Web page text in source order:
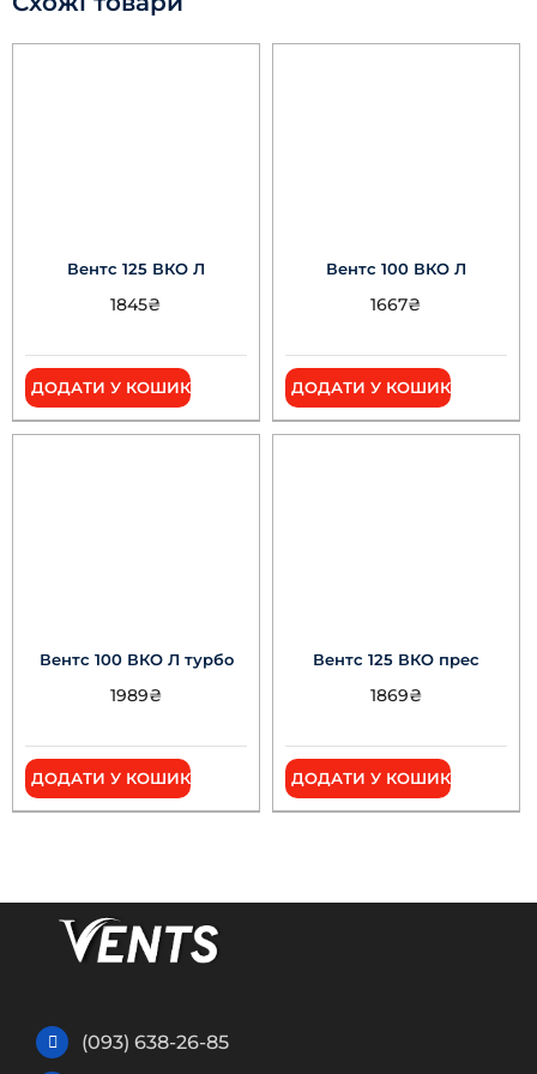
Вентс 125 ВКО Л
1845₴
ДОДАТИ У КОШИК
Вентс 100 ВКО Л
1667₴
ДОДАТИ У КОШИК
Вентс 100 ВКО Л турбо
1989₴
ДОДАТИ У КОШИК
Вентс 125 ВКО прес
1869₴
ДОДАТИ У КОШИК
(093) 638-26-85